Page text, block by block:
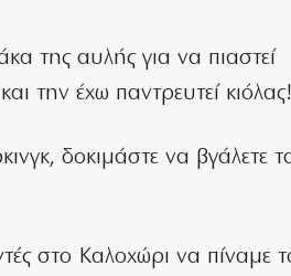
της αυλής για να πιαστεί
την έχω παντρευτεί κιόλας!
δοκιμάστε να βγάλετε
στo Kαλοχώρι να πίναμε